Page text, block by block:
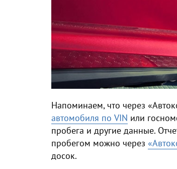
Напоминаем, что через
автомобиля по VIN или
пробега и другие данные.
пробегом можно через
досок.